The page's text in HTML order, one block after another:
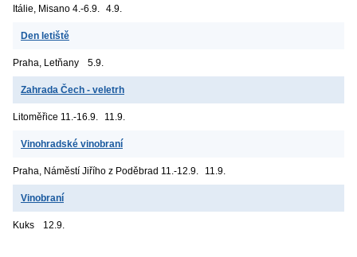
Itálie, Misano 4.-6.9. 4.9.
Den letiště
Praha, Letňany 5.9.
Zahrada Čech - veletrh
Litoměřice 11.-16.9. 11.9.
Vinohradské vinobraní
Praha, Náměstí Jiřího z Poděbrad 11.-12.9. 11.9.
Vinobraní
Kuks 12.9.